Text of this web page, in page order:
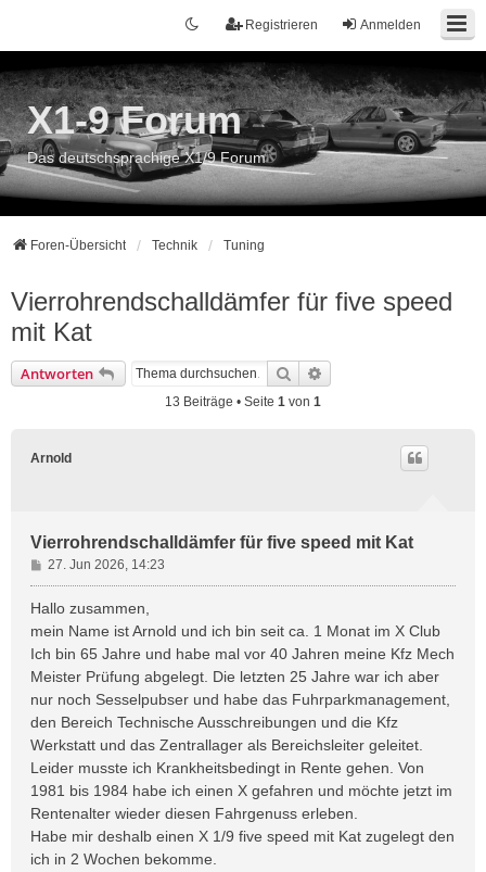
Anmelden
Registrieren
X1-9 Forum
Das deutschsprachige X1/9 Forum
Foren-Übersicht Technik Tuning
Vierrohrendschalldämfer für five speed
mit Kat
Antworten Suche
13 Beiträge • Seite 1 von 1
Arnold
Vierrohrendschalldämfer für five speed mit Kat
B
e
i
a
g
27. Jun 2026, 14:23
Hallo zusammen,
mein Name ist Arnold und ich bin seit ca. 1 Monat im X Club
Ich bin 65 Jahre und habe mal vor 40 Jahren meine Kfz Mech
Meister Prüfung abgelegt. Die letzten 25 Jahre war ich aber
nur noch Sesselpubser und habe das Fuhrparkmanagement,
den Bereich Technische Ausschreibungen und die Kfz
Werkstatt und das Zentrallager als Bereichsleiter geleitet.
Leider musste ich Krankheitsbedingt in Rente gehen. Von
1981 bis 1984 habe ich einen X gefahren und möchte jetzt im
Rentenalter wieder diesen Fahrgenuss erleben.
Habe mir deshalb einen X 1/9 five speed mit Kat zugelegt den
ich in 2 Wochen bekomme.